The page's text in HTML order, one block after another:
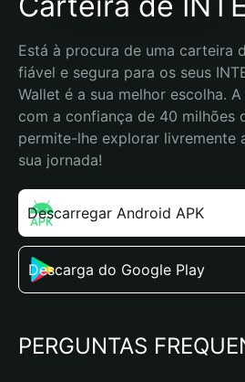
Está à procura de uma carteira
fiável e segura para os seus
Wallet é a sua melhor escolha.
com a confiança de 40 milhões
permite-lhe explorar livremente
sua jornada!
Descarregar Android APK
Descarga do Google Play
PERGUNTAS